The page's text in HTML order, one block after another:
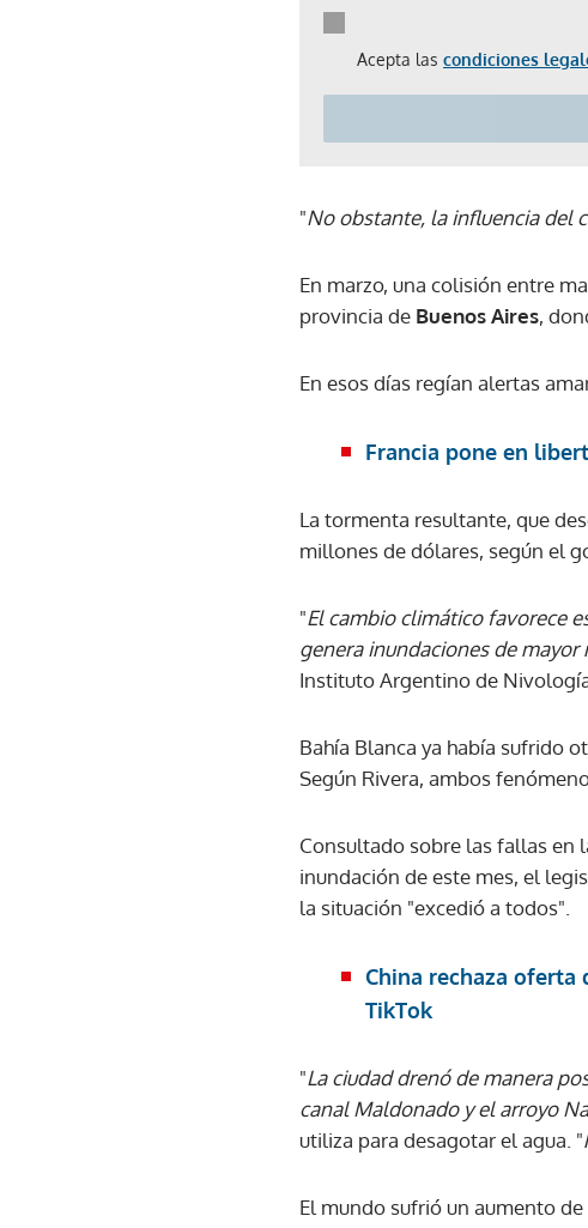
Acepta las condiciones
"No obstante, la influencia del
En marzo, una colisión entre
provincia de Buenos Aires,
En esos días regían alertas
Francia pone en
La tormenta resultante, que
millones de dólares, según el
"El cambio climático favorece
genera inundaciones de mayor
Instituto Argentino de
Bahía Blanca ya había sufrido
Según Rivera, ambos
Consultado sobre las fallas en
inundación de este mes, el
la situación "excedió a todos".
China rechaza oferta
TikTok
"La ciudad drenó de manera
canal Maldonado y el arroyo
utiliza para desagotar el agua. "
El mundo sufrió un aumento